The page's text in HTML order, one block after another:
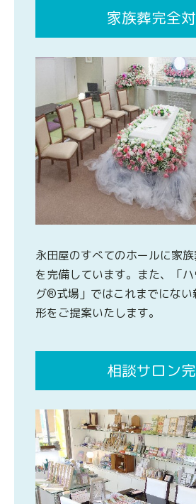
家族葬完全
永田屋のすべてのホールに家
を完備しています。また、「
グ®式場」ではこれまでにない
形をご提案いたします。
相談サロン